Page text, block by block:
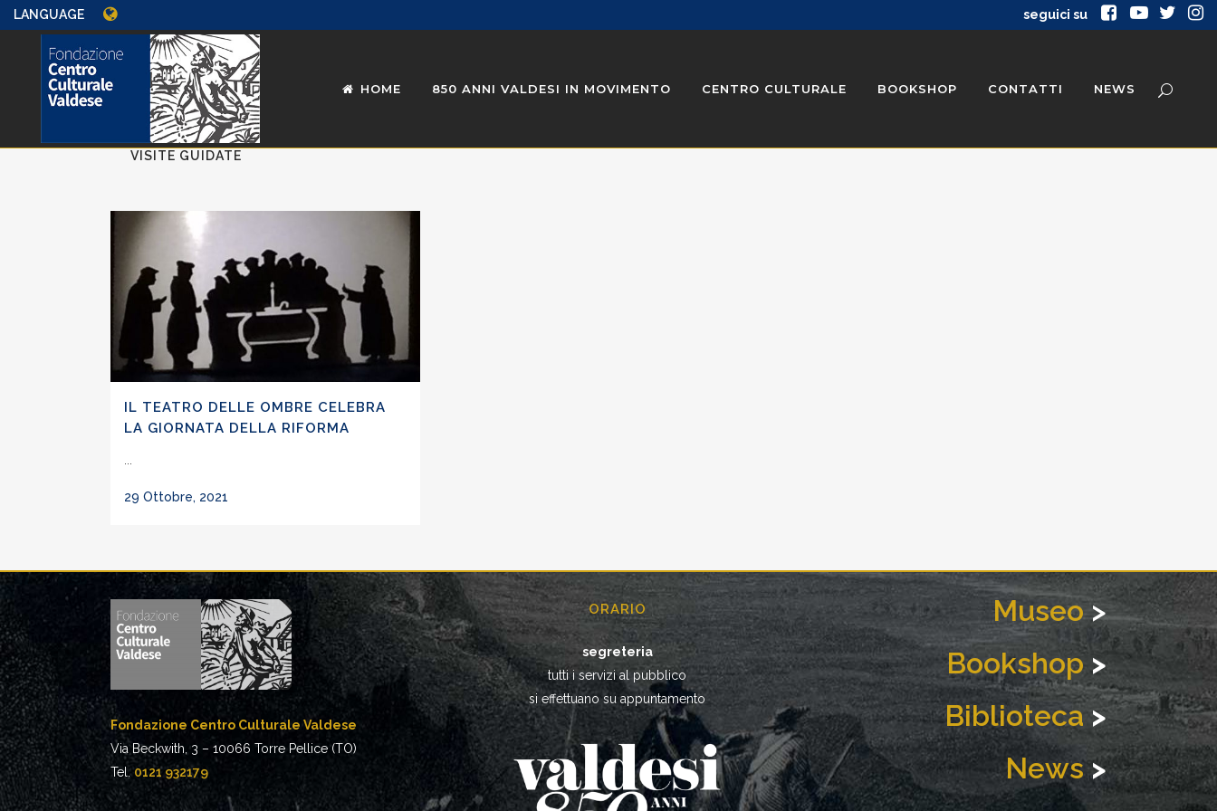
LANGUAGE seguici su
HOME 850 ANNI VALDESI IN MOVIMENTO CENTRO CULTURALE BOOKSHOP CONTATTI NEWS
ALL INCONTRI
VISITE GUIDATE
IL TEATRO DELLE OMBRE CELEBRA
LA GIORNATA DELLA RIFORMA
...
29 Ottobre, 2021
Fondazione Centro Culturale Valdese
Via Beckwith, 3 – 10066 Torre Pellice (TO)
Tel.0121 932179
ORARIO
segreteria
tutti i servizi al pubblico
si effettuano su appuntamento
Museo >
Bookshop >
Biblioteca >
News >